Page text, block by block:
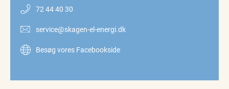
72 44 40 30
service@skagen-el-energi.dk
Besøg vores Facebookside